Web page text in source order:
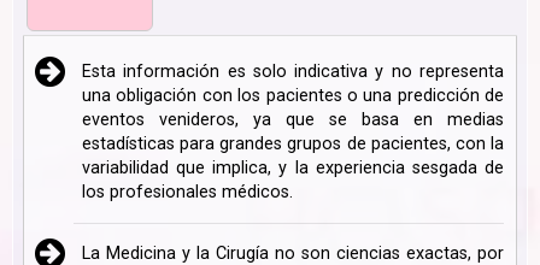
Esta información es solo indicativa y no representa
una obligación con los pacientes o una predicción de
eventos venideros, ya que se basa en medias
estadísticas para grandes grupos de pacientes, con la
variabilidad que implica, y la experiencia sesgada de
los profesionales médicos.
La Medicina y la Cirugía no son ciencias exactas, por